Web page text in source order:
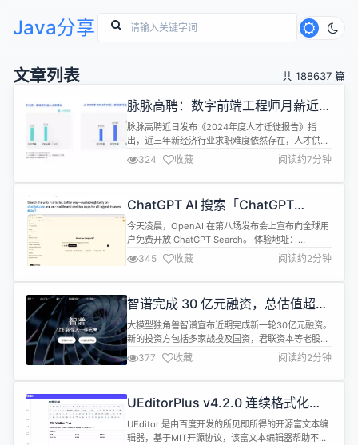
Java分享
文章列表 共 188637 篇
脉脉高聘：数字前端工程师月薪近 7
万，AI 岗位占高薪 Top10 一半
脉脉高聘近日发布《2024年度人才迁徙报告》指
出，近三年新经济行业求职难度依然存在，人才供需
比从1.29上升到2.06，但岗位月薪保持了微涨态势，
从41394元上升到42874元；万人大厂重新进入职场
人想去的公司TOP3；2024年，数字前端⼯程师位列
业人才高饱和竞争，新能源汽车供大于求加剧 《报
告》显示，...
324 收藏 阅读约7分钟
ChatGPT AI 搜索「ChatGPT
Search」免费开放
今天凌晨，OpenAI 在第八场发布会上宣布向全球用
户免费开放 ChatGPT Search。 体验地址：
https://chatgpt.com/ 本次更新的主要亮点包括：
高级语音模式现已支持实时网页搜索，并支持多语言
实时翻译 ChatGPT 能够智能判断是否需要执行网页
结果中的视频可直接在 ChatGP...
345 收藏 阅读约2分钟
智谱完成 30 亿元融资，总估值超
200 亿元
大模型独角兽智谱宣布近期完成新一轮30亿元融资。
新的投资方包括多家战投及国资，君联资本等老股东
继续跟投。 本轮融资将用于智谱GLM大模型系列的
进一步研发，从回答问题到解决复杂推理、多模态任
务，更好地支撑行业生态发展。这是智谱近三个月来
投前200亿估值领投智谱，智谱也是国内估值率先超
过200亿的大模型创业企业。 量...
377 收藏 阅读约2分钟
UEditorPlus v4.2.0 连续格式化支
持，gif上传动画，首行缩进问题，
图标统一调整
UEditor 是由百度开发的所见即所得的开源富文本编
辑器，基于MIT开源协议，该富文本编辑器帮助不少